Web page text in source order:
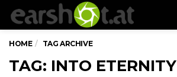
HOME TAG ARCHIVE
TAG: INTO ETERNITY